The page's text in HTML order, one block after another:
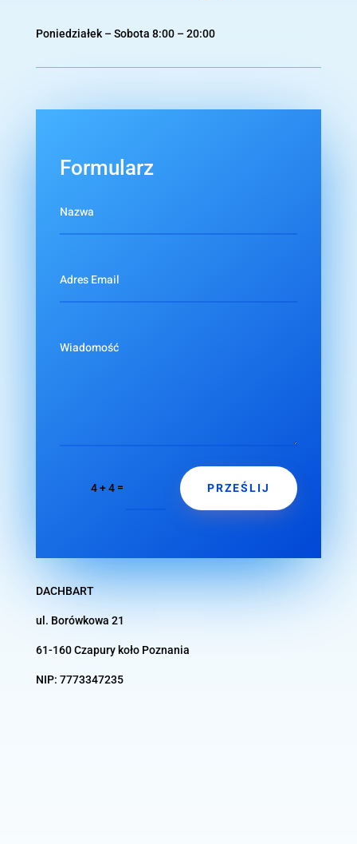
Poniedziałek – Sobota 8:00 – 20:00
Formularz
4 + 4 = PRZEŚLIJ
DACHBART
ul. Borówkowa 21
61-160 Czapury koło Poznania
NIP: 7773347235